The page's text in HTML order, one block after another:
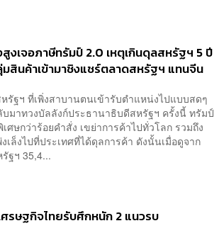
งเจอภาษีทรัมป์ 2.0 เหตุเกินดุลสหรัฐฯ 5 ปี
สินค้าเข้ามาชิงแชร์ตลาดสหรัฐฯ แทนจีน
ฐฯ ที่เพิ่งสาบานตนเข้ารับตำแหน่งไปแบบสดๆ
มาทวงบัลลังก์ประธานาธิบดีสหรัฐฯ ครั้งนี้ ทรัมป์
ษกว่าร้อยคำสั่ง เขย่าการค้าไปทั่วโลก รวมถึง
เล็งไปที่ประเทศที่ได้ดุลการค้า ดังนั้นเมื่อดูจาก
ฐฯ 35,4...
รษฐกิจไทยรับศึกหนัก 2 แนวรบ